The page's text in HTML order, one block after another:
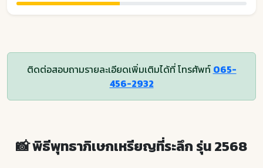
ติดต่อสอบถามรายละเอียดเพิ่มเติมได้ที่ โทรศัพท์ 065-
456-2932
📸 พิธีพุทธาภิเษกเหรียญที่ระลึก รุ่น 2568